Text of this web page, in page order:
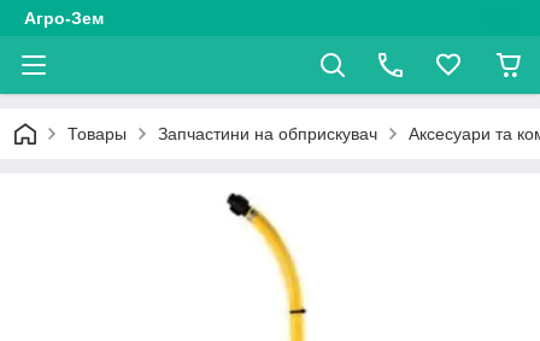
Агро-Зем
Товары Запчастини на обприскувач Аксесуари та